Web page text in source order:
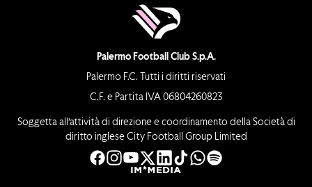
Palermo Football Club S.p.A.
Palermo F.C. Tutti i diritti riservati
C.F. e Partita IVA 06804260823
Soggetta all’attività di direzione e coordinamento della Società di
diritto inglese City Football Group Limited